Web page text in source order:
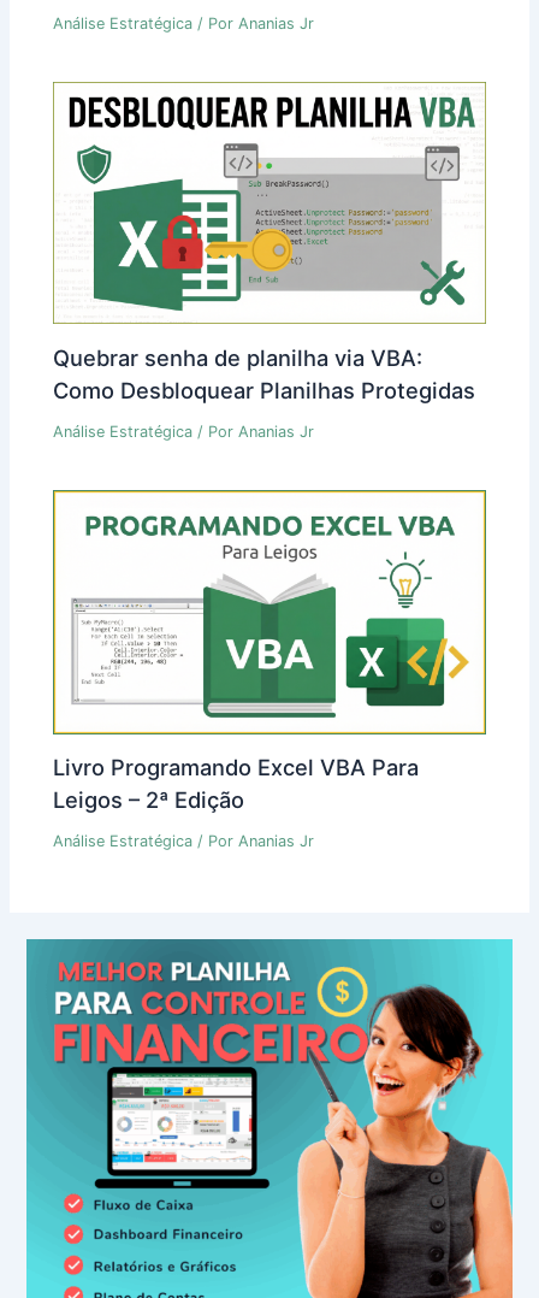
Análise Estratégica / PorAnanias Jr
Quebrar senha de planilha via VBA:
Como Desbloquear Planilhas Protegidas
Análise Estratégica / PorAnanias Jr
Livro Programando Excel VBA Para
Leigos – 2ª Edição
Análise Estratégica / PorAnanias Jr